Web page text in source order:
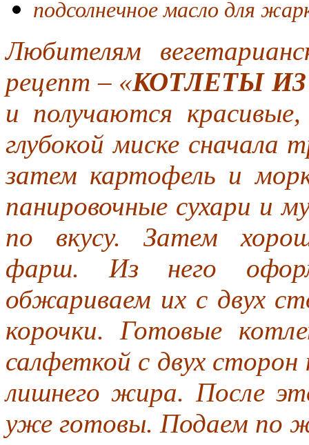
подсолнечное масло для
Любителям
рецепт – «КОТЛЕТЫ
и получаются
глубокой миске сначала
затем картофель и
панировочные сухари и
по вкусу. Затем
фарш. Из него
обжариваем их с двух
корочки. Готовые
салфеткой с двух
лишнего жира. После
уже готовы. Подаем по